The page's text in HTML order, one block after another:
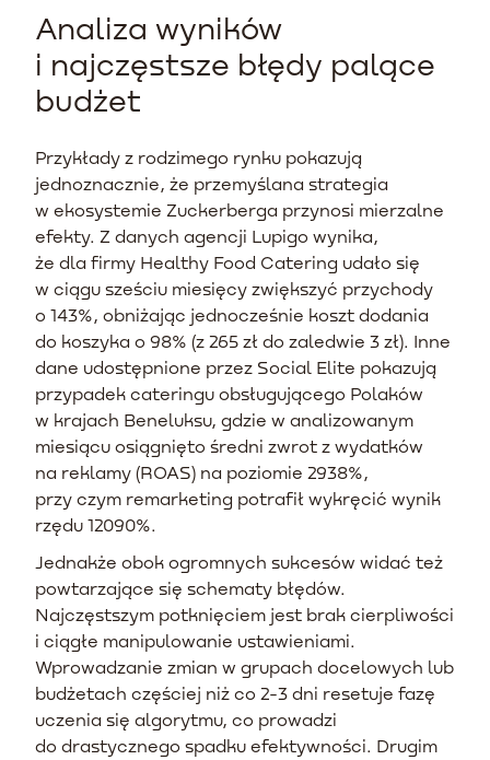
Analiza wyników
i najczęstsze błędy palące
budżet
Przykłady z rodzimego rynku pokazują
jednoznacznie, że przemyślana strategia
w ekosystemie Zuckerberga przynosi mierzalne
efekty. Z danych agencji Lupigo wynika,
że dla firmy Healthy Food Catering udało się
w ciągu sześciu miesięcy zwiększyć przychody
o 143%, obniżając jednocześnie koszt dodania
do koszyka o 98% (z 265 zł do zaledwie 3 zł). Inne
dane udostępnione przez Social Elite pokazują
przypadek cateringu obsługującego Polaków
w krajach Beneluksu, gdzie w analizowanym
miesiącu osiągnięto średni zwrot z wydatków
na reklamy (ROAS) na poziomie 2938%,
przy czym remarketing potrafił wykręcić wynik
rzędu 12090%.
Jednakże obok ogromnych sukcesów widać też
powtarzające się schematy błędów.
Najczęstszym potknięciem jest brak cierpliwości
i ciągłe manipulowanie ustawieniami.
Wprowadzanie zmian w grupach docelowych lub
budżetach częściej niż co 2-3 dni resetuje fazę
uczenia się algorytmu, co prowadzi
do drastycznego spadku efektywności. Drugim